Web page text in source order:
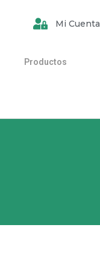
Mi Cuenta
Productos